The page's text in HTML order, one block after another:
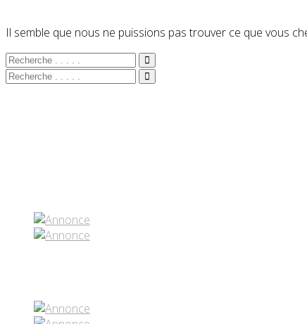
Il semble que nous ne puissions pas trouver ce que vous